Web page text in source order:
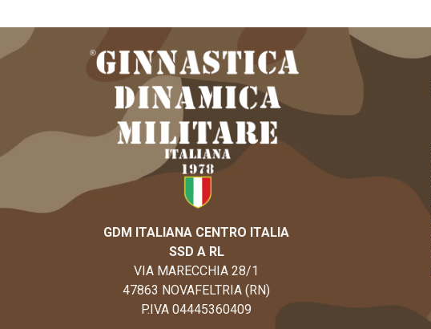
GDM ITALIANA CENTRO ITALIA
SSD A RL
VIA MARECCHIA 28/1
47863 NOVAFELTRIA (RN)
P.IVA 04445360409